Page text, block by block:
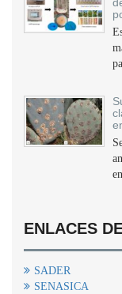
ENLACES
SADER
SENASICA